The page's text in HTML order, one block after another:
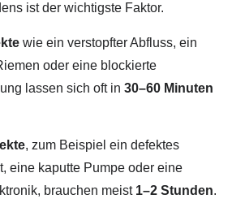
ist der wichtigste Faktor.
wie ein verstopfter Abfluss, ein
oder eine blockierte
lassen sich oft in 30–60 Minuten
, zum Beispiel ein defektes
eine kaputte Pumpe oder eine
brauchen meist 1–2 Stunden.